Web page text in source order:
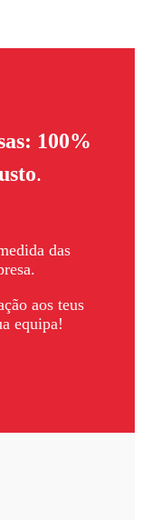
100%
.
das
aos teus
equipa!